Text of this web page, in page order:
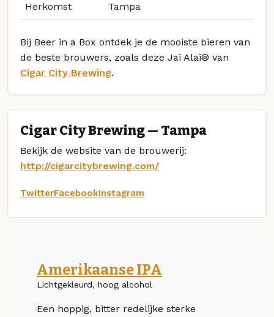
Herkomst Tampa
Bij Beer in a Box ontdek je de mooiste bieren van
de beste brouwers, zoals deze Jai Alai® van
Cigar City Brewing.
Cigar City Brewing — Tampa
Bekijk de website van de brouwerij:
http://cigarcitybrewing.com/
TwitterFacebookInstagram
Amerikaanse IPA
Lichtgekleurd, hoog alcohol
Een hoppig, bitter redelijke sterke